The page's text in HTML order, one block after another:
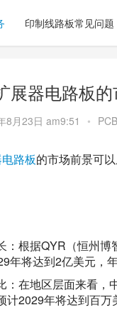
印制线路板常见问题
展器电路板
8月23日 am9:51 •
路板的市场前景可
：根据QYR（恒州
年将达到2亿美元，
：在地区层面来看，
计2029年将达到百万